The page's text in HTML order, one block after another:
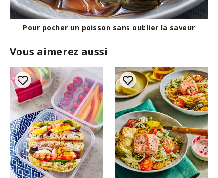
Pour pocher un poisson sans oublier la saveur
Vous aimerez aussi